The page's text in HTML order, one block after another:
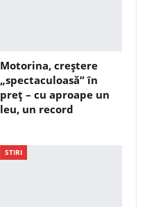
Motorina, creștere
„spectaculoasă” în
preț – cu aproape un
leu, un record
STIRI